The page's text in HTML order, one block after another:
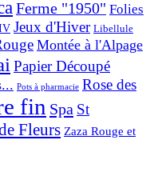
Ferme "1950" Folies
Jeux d'Hiver Libellule
Montée à l'Alpage
Papier Découpé
Pots à pharmacie Rose des
fin Spa St
Fleurs Zaza Rouge et